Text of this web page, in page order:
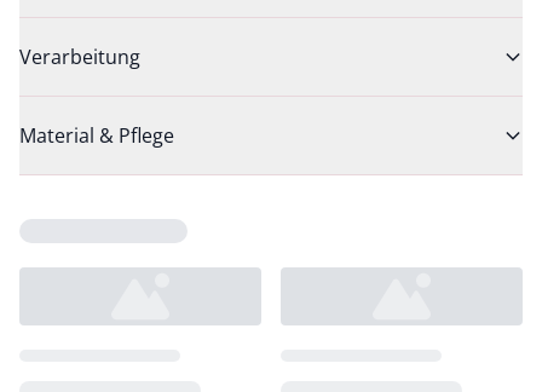
Verarbeitung
Material & Pflege